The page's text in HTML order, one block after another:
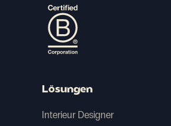
Lösungen
Interieur Designer